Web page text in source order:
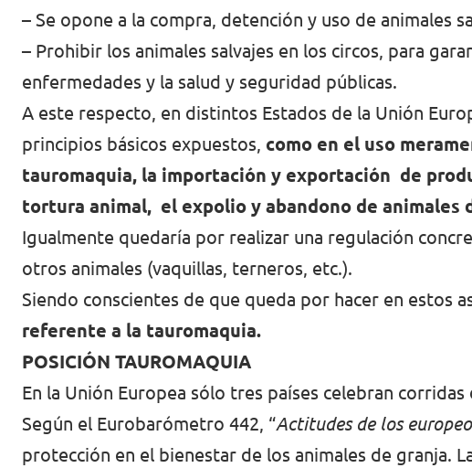
Volt Italia
Volt Kosovo
Volt Letonia [facebook]
Volt Lituania [facebook]
Volt Luxemburgo
Volt Malta
Volt Noruega [facebook]
Volt Polonia
Volt Portugal
Volt Reino Unido
Contacto
– Se opone a la compra, detención y uso de
– Prohibir los animales salvajes en los circos, para
enfermedades y la salud y seguridad públicas.
A este respecto, en distintos Estados de la Unión
principios básicos expuestos, como en el uso
tauromaquia, la importación y exportación de
tortura animal, el expolio y abandono de animales
Igualmente quedaría por realizar una regulación
otros animales (vaquillas, terneros, etc.).
Siendo conscientes de que queda por hacer en estos
referente a la tauromaquia.
POSICIÓN TAUROMAQUIA
En la Unión Europea sólo tres países celebran
Según el Eurobarómetro 442, “Actitudes de los
protección en el bienestar de los animales de granja.